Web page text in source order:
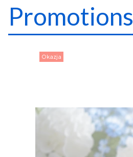
Promotions
Okazja